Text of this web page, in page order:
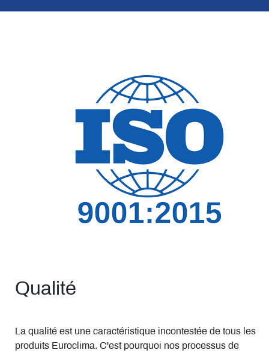
Qualité
La qualité est une caractéristique incontestée de tous les
produits Euroclima. C'est pourquoi nos processus de